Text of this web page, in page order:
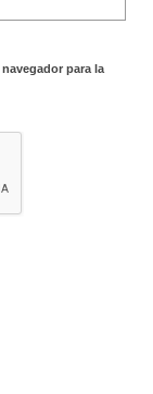
para la